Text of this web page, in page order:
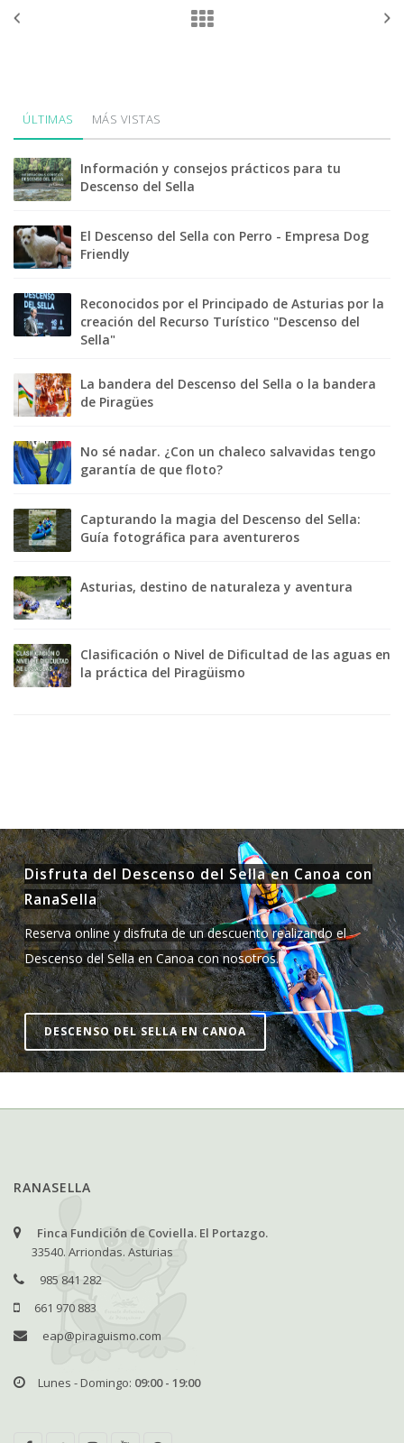
ÚLTIMAS MÁS VISTAS
Información y consejos prácticos para tu
Descenso del Sella
El Descenso del Sella con Perro - Empresa Dog
Friendly
Reconocidos por el Principado de Asturias por la
creación del Recurso Turístico "Descenso del
Sella"
La bandera del Descenso del Sella o la bandera
de Piragües
No sé nadar. ¿Con un chaleco salvavidas tengo
garantía de que floto?
Capturando la magia del Descenso del Sella:
Guía fotográfica para aventureros
Asturias, destino de naturaleza y aventura
Clasificación o Nivel de Dificultad de las aguas en
la práctica del Piragüismo
Disfruta del Descenso del Sella en Canoa con
RanaSella
Reserva online y disfruta de un descuento realizando el
Descenso del Sella en Canoa con nosotros.
DESCENSO DEL SELLA EN CANOA
RANASELLA
Finca Fundición de Coviella. El Portazgo.
33540. Arriondas. Asturias
985 841 282
661 970 883
eap@piraguismo.com
Lunes - Domingo: 09:00 - 19:00